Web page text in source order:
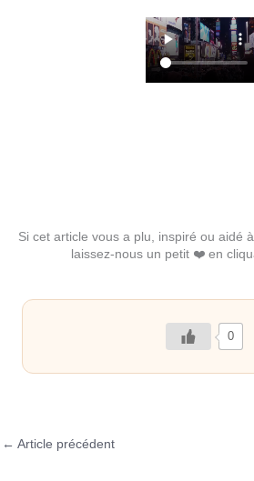
Si cet article vous a plu, inspiré ou aidé
laissez-nous un petit ❤️ en
0
← Article précédent